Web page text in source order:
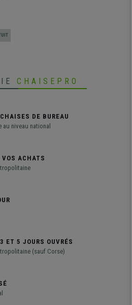
CHAISEPRO
DE BUREAU
niveau national
ACHATS
ET 5 JOURS OUVRÉS
(sauf Corse)